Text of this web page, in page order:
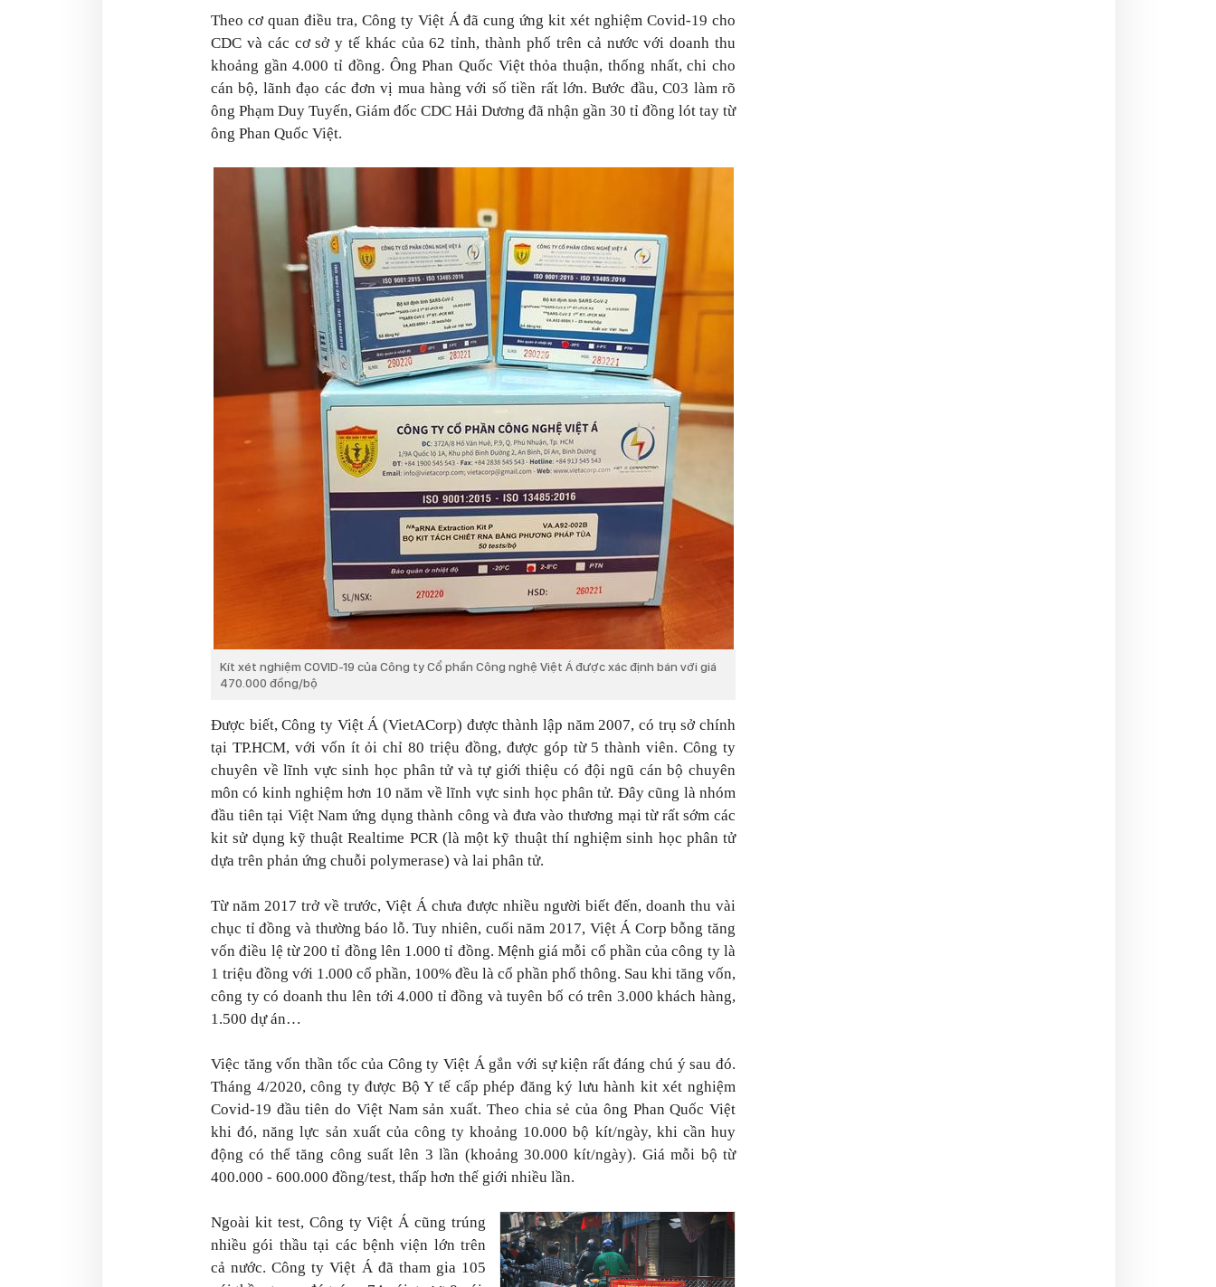
Theo cơ quan điều tra, Công ty Việt Á đã cung ứng kit xét nghiệm Covid-19 cho
CDC và các cơ sở y tế khác của 62 tỉnh, thành phố trên cả nước với doanh thu
khoảng gần 4.000 tỉ đồng. Ông Phan Quốc Việt thỏa thuận, thống nhất, chi cho
cán bộ, lãnh đạo các đơn vị mua hàng với số tiền rất lớn. Bước đầu, C03 làm rõ
ông Phạm Duy Tuyến, Giám đốc CDC Hải Dương đã nhận gần 30 tỉ đồng lót tay từ
ông Phan Quốc Việt.
Kít xét nghiệm COVID-19 của Công ty Cổ phần Công nghệ Việt Á được xác định bán với giá
470.000 đồng/bộ
Được biết, Công ty Việt Á (VietACorp) được thành lập năm 2007, có trụ sở chính
tại TP.HCM, với vốn ít ỏi chỉ 80 triệu đồng, được góp từ 5 thành viên. Công ty
chuyên về lĩnh vực sinh học phân tử và tự giới thiệu có đội ngũ cán bộ chuyên
môn có kinh nghiệm hơn 10 năm về lĩnh vực sinh học phân tử. Đây cũng là nhóm
đầu tiên tại Việt Nam ứng dụng thành công và đưa vào thương mại từ rất sớm các
kit sử dụng kỹ thuật Realtime PCR (là một kỹ thuật thí nghiệm sinh học phân tử
dựa trên phản ứng chuỗi polymerase) và lai phân tử.
Từ năm 2017 trở về trước, Việt Á chưa được nhiều người biết đến, doanh thu vài
chục tỉ đồng và thường báo lỗ. Tuy nhiên, cuối năm 2017, Việt Á Corp bỗng tăng
vốn điều lệ từ 200 tỉ đồng lên 1.000 tỉ đồng. Mệnh giá mỗi cổ phần của công ty là
1 triệu đồng với 1.000 cổ phần, 100% đều là cổ phần phổ thông. Sau khi tăng vốn,
công ty có doanh thu lên tới 4.000 tỉ đồng và tuyên bố có trên 3.000 khách hàng,
1.500 dự án…
Việc tăng vốn thần tốc của Công ty Việt Á gắn với sự kiện rất đáng chú ý sau đó.
Tháng 4/2020, công ty được Bộ Y tế cấp phép đăng ký lưu hành kit xét nghiệm
Covid-19 đầu tiên do Việt Nam sản xuất. Theo chia sẻ của ông Phan Quốc Việt
khi đó, năng lực sản xuất của công ty khoảng 10.000 bộ kít/ngày, khi cần huy
động có thể tăng công suất lên 3 lần (khoảng 30.000 kít/ngày). Giá mỗi bộ từ
400.000 - 600.000 đồng/test, thấp hơn thế giới nhiều lần.
Ngoài kit test, Công ty Việt Á cũng trúng
nhiều gói thầu tại các bệnh viện lớn trên
cả nước. Công ty Việt Á đã tham gia 105